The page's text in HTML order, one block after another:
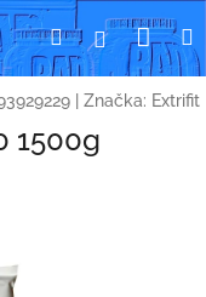
HledatPřihlášení
Značka: Extrifit
1500g